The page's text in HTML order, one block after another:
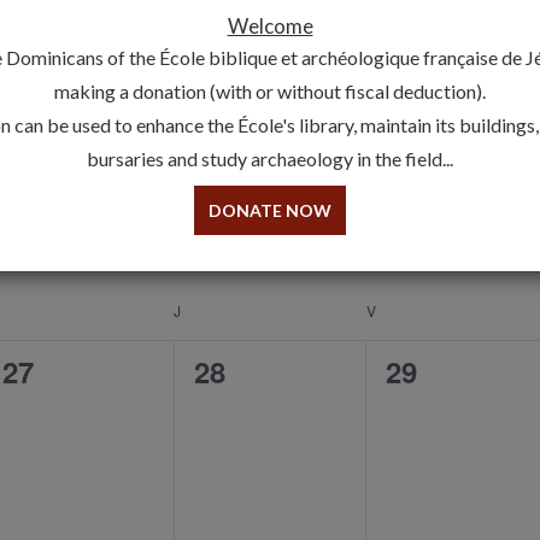
J VFRIDAY
0
27
0
28
0
29
Welcome
Dominicans of the École biblique et archéologique française de
making a donation (with or without fiscal deduction).
can be used to enhance the École's library, maintain its
bursaries and study archaeology in the field...
DONATE NOW